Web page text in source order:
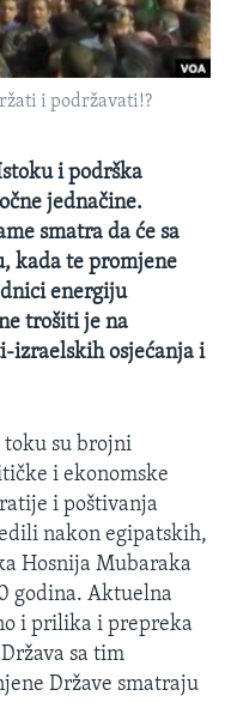
i podržavati!?
i podrška
jednačine.
smatra da će sa
kada te promjene
energiju
trošiti je na
izraelskih osjećanja i
toku su brojni
i ekonomske
i poštivanja
nakon egipatskih,
Hosnija Mubaraka
godina. Aktuelna
i prilika i prepreka
sa tim
Države smatraju